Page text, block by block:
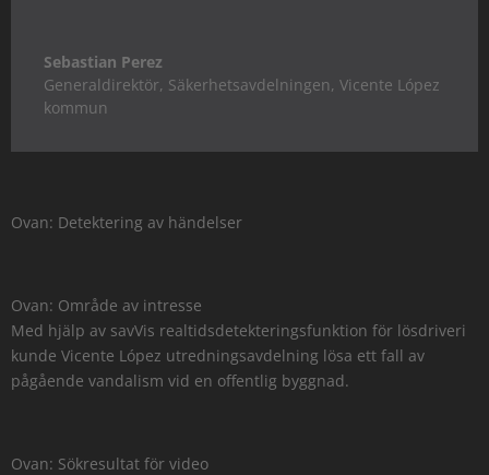
Sebastian Perez
Generaldirektör, Säkerhetsavdelningen, Vicente López
kommun
Ovan: Detektering av händelser
Ovan: Område av intresse
Med hjälp av savVis realtidsdetekteringsfunktion för lösdriveri
kunde Vicente López utredningsavdelning lösa ett fall av
pågående vandalism vid en offentlig byggnad.
Ovan: Sökresultat för video